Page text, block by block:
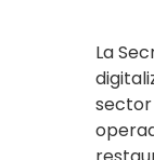
La